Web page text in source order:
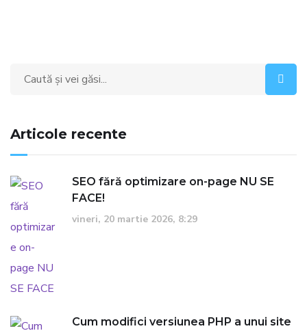
Search
Articole recente
SEO fără optimizare on-page NU SE
FACE!
vineri, 20 martie 2026, 8:29
Cum modifici versiunea PHP a unui site